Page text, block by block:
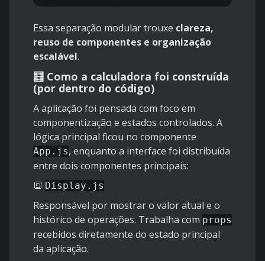
Essa separação modular trouxe clareza,
reuso de componentes e organização
escalável.
🧮 Como a calculadora foi construída
(por dentro do código)
A aplicação foi pensada com foco em
componentização e estados controlados. A
lógica principal ficou no componente
App.js, enquanto a interface foi distribuída
entre dois componentes principais:
🔳 Display.js
Responsável por mostrar o valor atual e o
histórico de operações. Trabalha com props
recebidos diretamente do estado principal
da aplicação.